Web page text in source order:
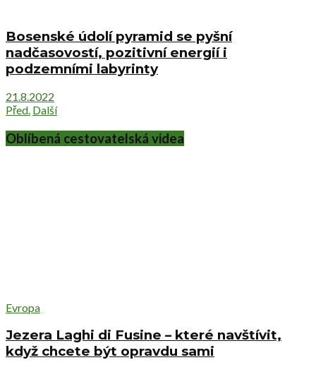
Bosenské údolí pyramid se pyšní
nadčasovostí, pozitivní energií i
podzemními labyrinty
21.8.2022
Před. Další
Oblíbená cestovatelská videa
Evropa
Jezera Laghi di Fusine – které navštívit,
když chcete být opravdu sami